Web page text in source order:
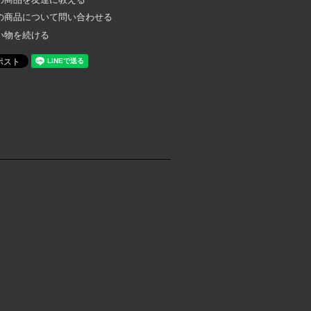
商品について問い合わせる
物を続ける